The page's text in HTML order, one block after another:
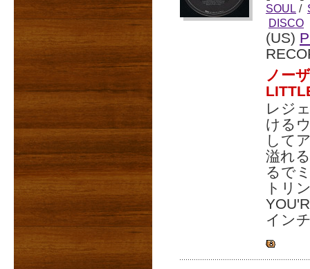
SOUL /
DISCO
(US)
ノー
レジ
ける
して
溢れ
るで
トリ
イン